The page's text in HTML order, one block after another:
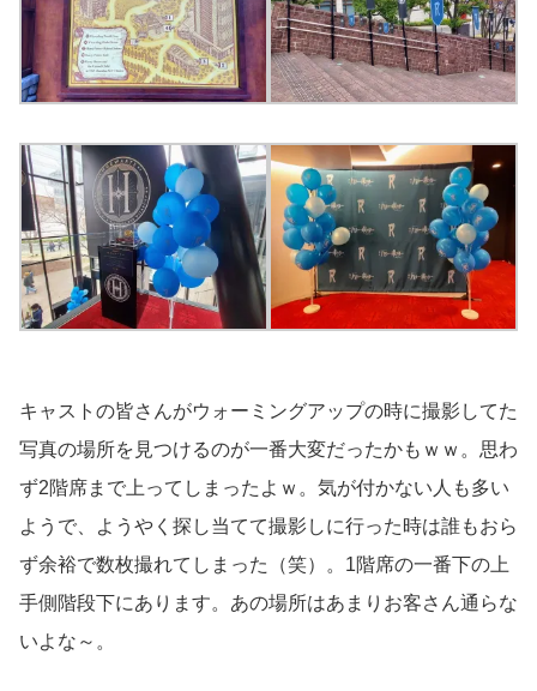
キャストの皆さんがウォーミングアップの時に撮影してた
写真の場所を見つけるのが一番大変だったかもｗｗ。思わ
ず2階席まで上ってしまったよｗ。気が付かない人も多い
ようで、ようやく探し当てて撮影しに行った時は誰もおら
ず余裕で数枚撮れてしまった（笑）。1階席の一番下の上
手側階段下にあります。あの場所はあまりお客さん通らな
いよな～。